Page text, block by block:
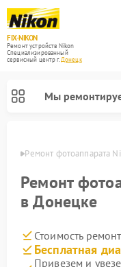
FIX-NIKON
Ремонт устройств Nikon
Специализированный
cервисный центр г.Донецк
Мы
Ремонт фотоаппарата
Ремонт
в Донецке
Стоимость
Бесплатная
Привезем и